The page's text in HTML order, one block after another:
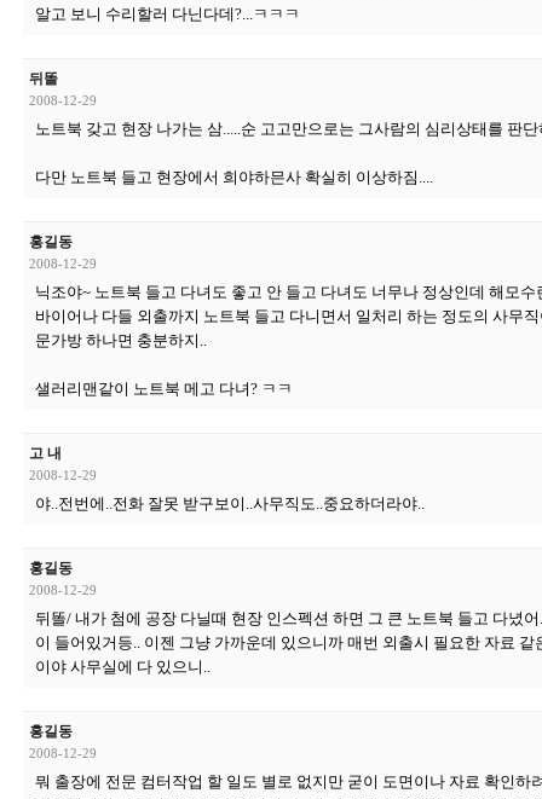
알고 보니 수리할러 다닌다데?...ㅋㅋㅋ
뒤똘
2008-12-29
노트북 갖고 현장 나가는 삼.....순 고고만으로는 그사람의 심리상태를 판
다만 노트북 들고 현장에서 희야하믄사 확실히 이상하짐....
홍길동
2008-12-29
닉조야~ 노트북 들고 다녀도 좋고 안 들고 다녀도 너무나 정상인데 해모
바이어나 다들 외출까지 노트북 들고 다니면서 일처리 하는 정도의 사무
문가방 하나면 충분하지..
샐러리맨같이 노트북 메고 다녀? ㅋㅋ
고 내
2008-12-29
야..전번에..전화 잘못 받구보이..사무직도..중요하더라야..
홍길동
2008-12-29
뒤똘/ 내가 첨에 공장 다닐때 현장 인스펙션 하면 그 큰 노트북 들고 다녔
이 들어있거등.. 이젠 그냥 가까운데 있으니까 매번 외출시 필요한 자료
이야 사무실에 다 있으니..
홍길동
2008-12-29
뭐 출장에 전문 컴터작업 할 일도 별로 없지만 굳이 도면이나 자료 확인하